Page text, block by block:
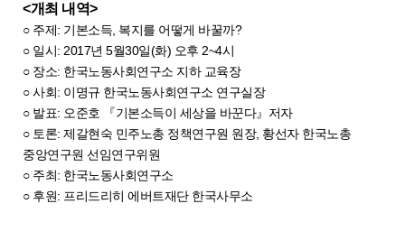
<개최 내역>
○ 주제: 기본소득, 복지를 어떻게 바꿀까?
○ 일시: 2017년 5월30일(화) 오후 2~4시
○ 장소: 한국노동사회연구소 지하 교육장
○ 사회: 이명규 한국노동사회연구소 연구실장
○ 발표: 오준호 『기본소득이 세상을 바꾼다』저자
○ 토론: 제갈현숙 민주노총 정책연구원 원장, 황선자 한국노총
중앙연구원 선임연구위원
○ 주최: 한국노동사회연구소
○ 후원: 프리드리히 에버트재단 한국사무소